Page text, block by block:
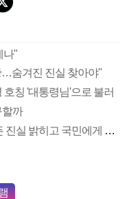
나"
…숨겨진 진실 찾아야"
칭 '대통령님'으로 불러
할까
박근혜 전 대통령 출두… 문재인 "모든 진실 밝히고 국민에게 용서 구해야"